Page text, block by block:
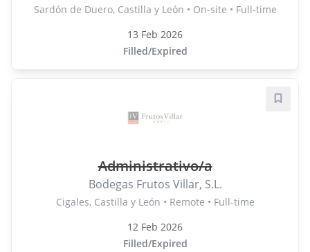
Sardón de Duero, Castilla y León • On-site • Full-time
13 Feb 2026
Filled/Expired
Administrativo/a
Bodegas Frutos Villar, S.L.
Cigales, Castilla y León • Remote • Full-time
12 Feb 2026
Filled/Expired
Save